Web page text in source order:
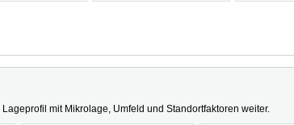
mit Mikrolage, Umfeld und Standortfaktoren weiter.